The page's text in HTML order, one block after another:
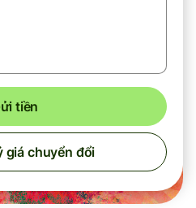
tiền
giá chuyển đổi